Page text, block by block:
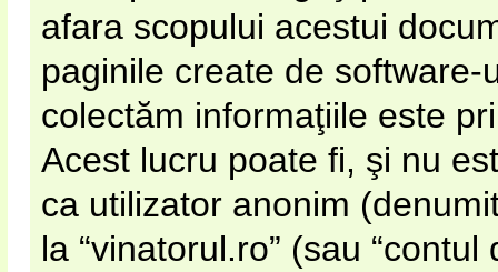
afara scopului acestui
paginile create de
colectăm informaţiile este
Acest lucru poate fi, şi nu
ca utilizator anonim
la “vinatorul.ro” (sau